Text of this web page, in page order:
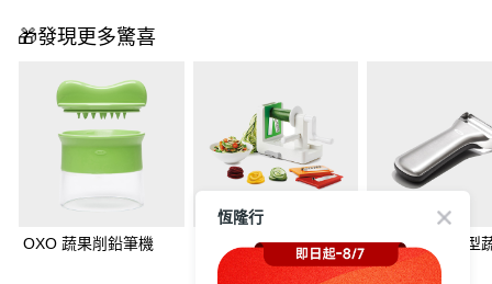
🎁發現更多驚喜
OXO 蔬果削鉛筆機
OXO 家庭號蔬果削鉛
筆機
OXO 不鏽鋼Y型
皮器
恆隆行